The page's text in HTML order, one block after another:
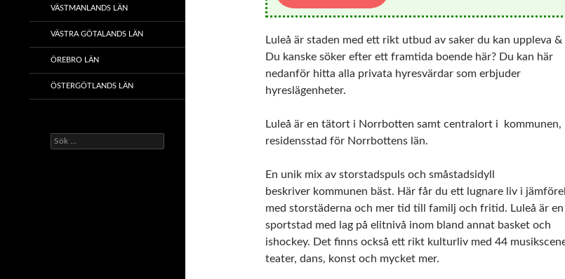
Luleå är staden med ett rikt utbud av saker du kan uppleva &
Du kanske söker efter ett framtida boende här? Du kan här
nedanför hitta alla privata hyresvärdar som erbjuder
hyreslägenheter.
Luleå är en tätort i Norrbotten samt centralort i kommunen,
residensstad för Norrbottens län.
En unik mix av storstadspuls och småstadsidyll
beskriver kommunen bäst. Här får du ett lugnare liv i
med storstäderna och mer tid till familj och fritid. Luleå är
sportstad med lag på elitnivå inom bland annat basket och
ishockey. Det finns också ett rikt kulturliv med 44
teater, dans, konst och mycket mer.
VÄSTMANLANDS LÄN
VÄSTRA GÖTALANDS LÄN
ÖREBRO LÄN
ÖSTERGÖTLANDS LÄN
Sök
efter: